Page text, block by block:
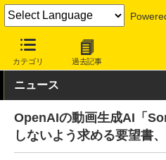
カテゴリ 過去記事
INTERNET Watch トピック
ニュース
OpenAIの動画生成AI「
しないよう求める要望書